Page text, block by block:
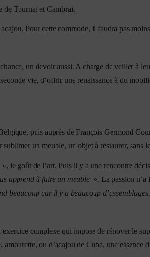
de Tournai et Cambrai.
Pour cette commode, il faudra pas
un devoir aussi. A charge de veiller à
vie, d’offrir une renaissance à du
puis auprès de François Germond
un meuble, un objet à restaurer, sans
», le goût de l’art. Puis il y a une rencontre
apprend à faire un meuble ». La passion n’a
beaucoup car il y a beaucoup d’assemblages.
complexe qui impose de rénover le
ou d’acajou de Cuba, une essence